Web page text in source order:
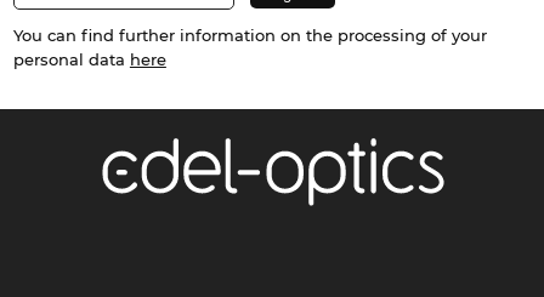
You can find further information on the processing of your
personal data here